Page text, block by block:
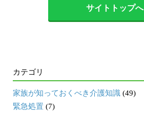
サイトトップへ
カテゴリ
家族が知っておくべき介護知識 (49)
緊急処置 (7)